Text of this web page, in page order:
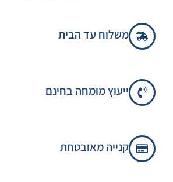
משלוח עד הבית
ייעוץ מומחה בחינם
קנייה מאובטחת